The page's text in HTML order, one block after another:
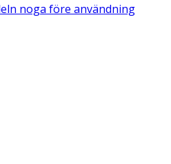
noga före användning